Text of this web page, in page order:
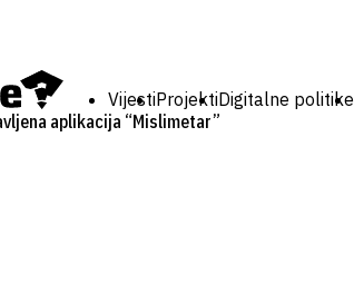
VijestiProjektiDigitalne politike
aplikacija “Mislimetar”